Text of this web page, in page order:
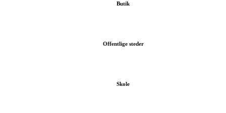
Butik
Offentlige steder
Skole